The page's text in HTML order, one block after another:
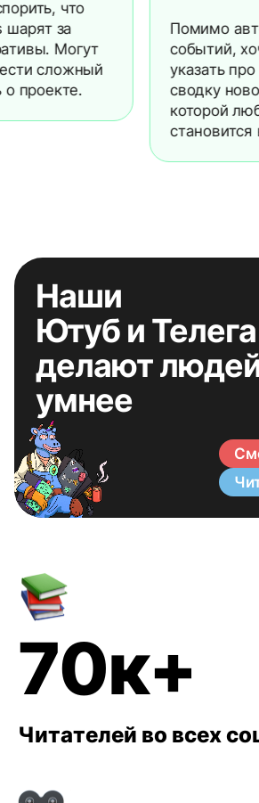
что
за
Могут
сложный
Помимо
событий, хочу
указать про
сводку
которой любое
становится
Наши
Ютуб и Телега
делают
умнее
70к+
Читателей во всех